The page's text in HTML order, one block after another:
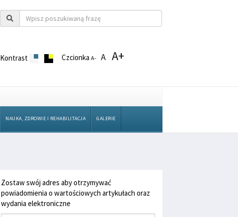
Kontrast CzcionkaA- A A+
NAUKA, ZDROWIE I REHABILITACJA GALERIE
Zostaw swój adres aby otrzymywać
powiadomienia o wartościowych artykułach oraz
wydania elektroniczne